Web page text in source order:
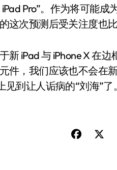
iPad Pro”。作为将可能
这次预测后受关注度也
新 iPad 与 iPhone X 在
件，我们应该也不会在
见到让人诟病的“刘海”了。